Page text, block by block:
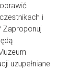
i
Zaproponuj
uzupełniane